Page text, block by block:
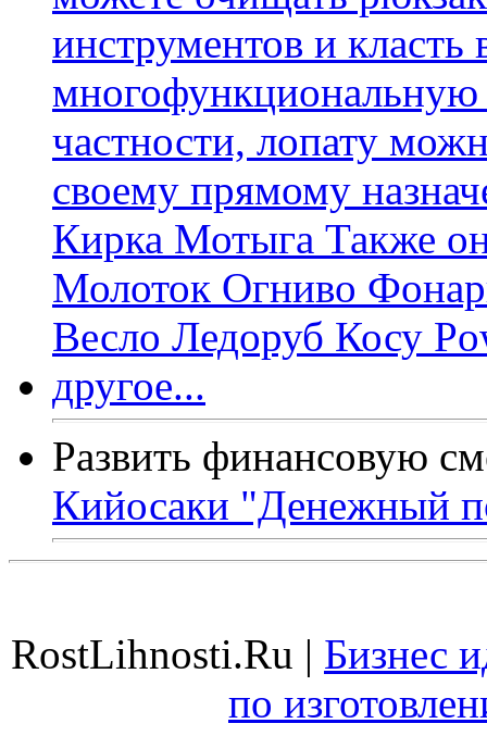
Развить финансовую
Кийосаки "Денежный
RostLihnosti.Ru | Бизнес
по